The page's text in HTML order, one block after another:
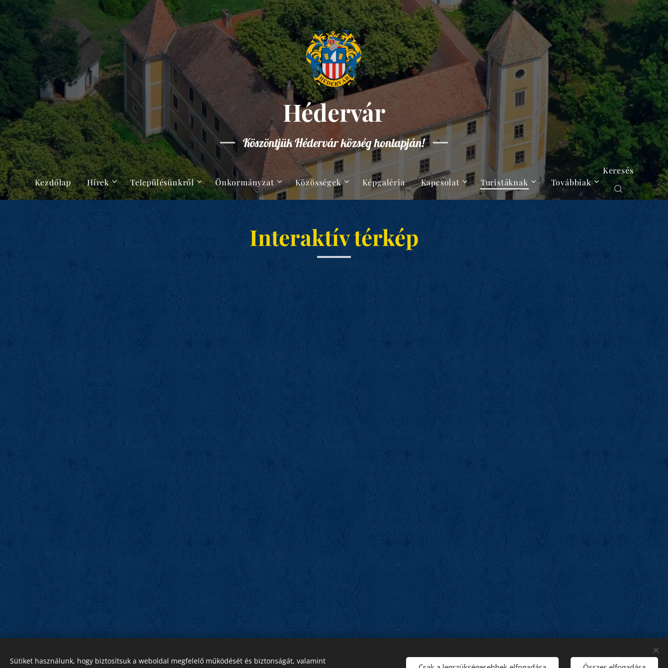
Hédervár
Köszöntjük Hédervár község honlapján!
Kezdőlap Hírek Településünkről Önkormányzat Közösségek Képgaléria Kapcsolat Turistáknak Továbbiak
Keresés
Interaktív térkép
Adatvédelmi tájékoztató
Sütiket használunk, hogy biztosítsuk a weboldal megfelelő működését és biztonságát, valamint